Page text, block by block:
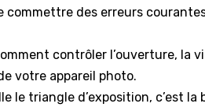
commettre des erreurs
contrôler l’ouverture, la
votre appareil photo.
le triangle d’exposition, c’est